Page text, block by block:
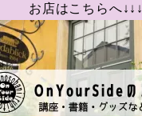
お店はこちらへ↓↓↓